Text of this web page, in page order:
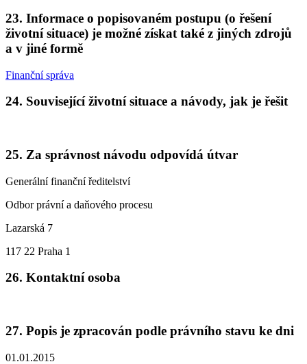
23. Informace o popisovaném postupu (o řešení
životní situace) je možné získat také z jiných zdrojů
a v jiné formě
Finanční správa
24. Související životní situace a návody, jak je řešit
25. Za správnost návodu odpovídá útvar
Generální finanční ředitelství
Odbor právní a daňového procesu
Lazarská 7
117 22 Praha 1
26. Kontaktní osoba
27. Popis je zpracován podle právního stavu ke dni
01.01.2015